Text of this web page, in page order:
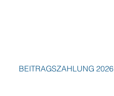
BEITRAGSZAHLUNG 2026